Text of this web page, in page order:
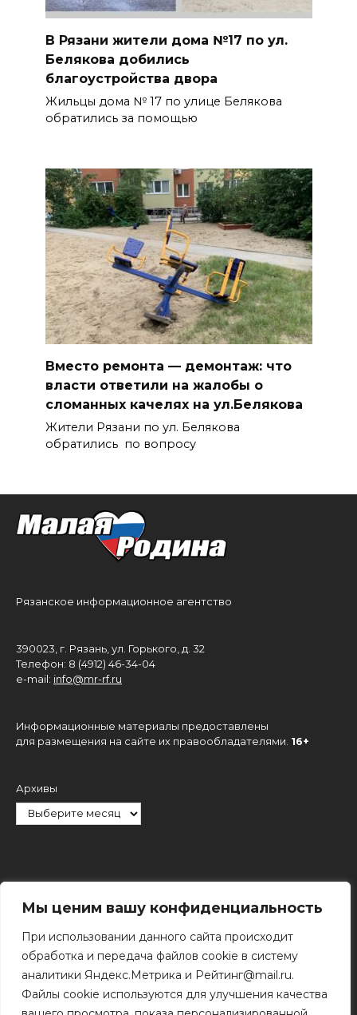
Мы ценим вашу конфиденциальность
При использовании данного сайта происходит
обработка и передача файлов cookie в систему
аналитики Яндекс.Метрика и Рейтинг@mail.ru.
Файлы cookie используются для улучшения качества
В Рязани жители дома №17 по ул.
Белякова добились
благоустройства двора
Жильцы дома № 17 по улице Белякова
обратились за помощью
Вместо ремонта — демонтаж: что
власти ответили на жалобы о
сломанных качелях на ул.Белякова
Жители Рязани по ул. Белякова
обратились по вопросу
Рязанское информационное агентство
390023, г. Рязань, ул. Горького, д. 32
Телефон: 8 (4912) 46-34-04
e-mail: info@mr-rf.ru
Информационные материалы предоставлены
для размещения на сайте их правообладателями. 16+
Архивы